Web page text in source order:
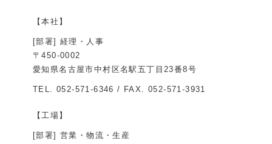
【本社】
[部署] 経理・人事
〒450-0002
愛知県名古屋市中村区名駅五丁目23番8号
TEL. 052-571-6346 / FAX. 052-571-3931
【工場】
[部署] 営業・物流・生産